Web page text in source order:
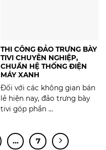
THI CÔNG ĐẢO TRƯNG BÀY
TIVI CHUYÊN NGHIỆP,
CHUẨN HỆ THỐNG ĐIỆN
MÁY XANH
Đối với các không gian bán
lẻ hiện nay, đảo trưng bày
tivi góp phần ...
… 7